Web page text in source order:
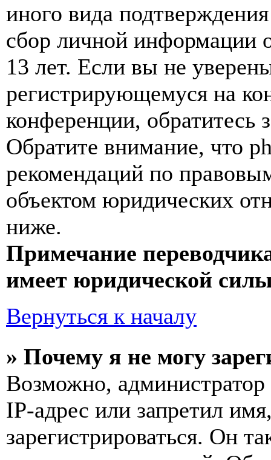
иного вида
сбор личной информации
13 лет. Если вы не
регистрирующемуся на
конференции, обратитесь
Обратите внимание, что
рекомендаций по
объектом юридических
ниже.
Примечание
имеет юридической
Вернуться к началу
» Почему я не могу
Возможно,
IP-адрес или запретил
зарегистрироваться. Он